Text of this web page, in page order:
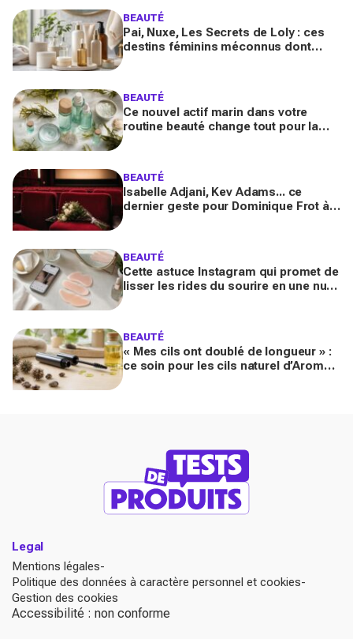
BEAUTÉ
Pai, Nuxe, Les Secrets de Loly : ces
destins féminins méconnus dont
BEAUTÉ
Ce nouvel actif marin dans votre
routine beauté change tout pour la
BEAUTÉ
Isabelle Adjani, Kev Adams... ce
dernier geste pour Dominique Frot à
BEAUTÉ
Cette astuce Instagram qui promet de
lisser les rides du sourire en une nuit
BEAUTÉ
« Mes cils ont doublé de longueur » :
ce soin pour les cils naturel d’Aroma-
Legal
Mentions légales
Politique des données à caractère personnel et cookies
Gestion des cookies
Accessibilité : non conforme